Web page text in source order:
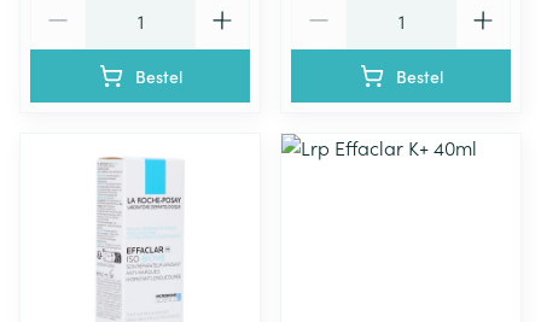
Bestel Bestel